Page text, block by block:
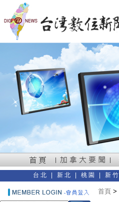
台北 新北 桃園 新竹
首頁 >